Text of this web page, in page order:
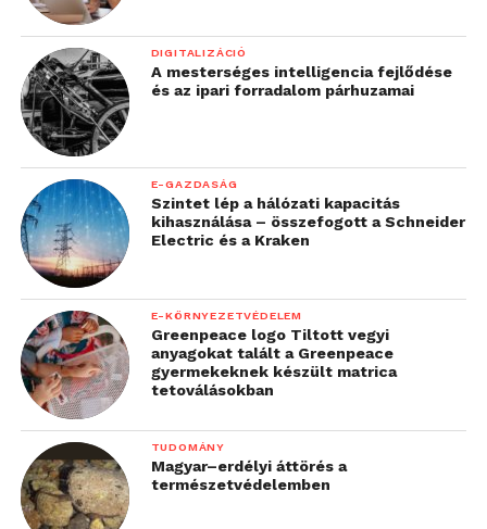
DIGITALIZÁCIÓ
A mesterséges intelligencia fejlődése
és az ipari forradalom párhuzamai
E-GAZDASÁG
Szintet lép a hálózati kapacitás
kihasználása – összefogott a Schneider
Electric és a Kraken
E-KÖRNYEZETVÉDELEM
Greenpeace logo Tiltott vegyi
anyagokat talált a Greenpeace
gyermekeknek készült matrica
tetoválásokban
TUDOMÁNY
Magyar–erdélyi áttörés a
természetvédelemben